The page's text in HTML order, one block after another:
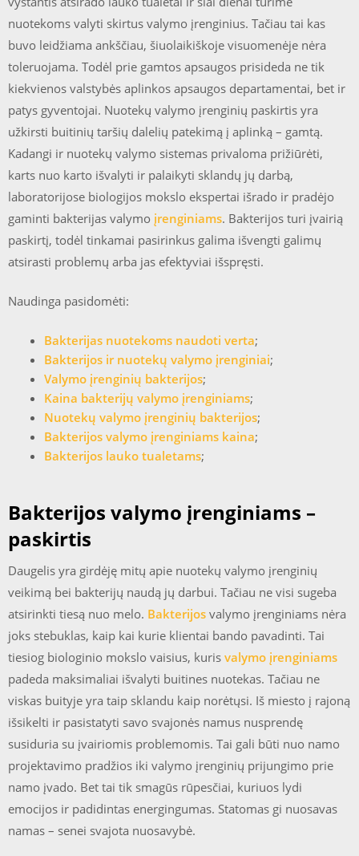
nuotekoms valyti skirtus valymo įrenginius. Tačiau tai kas
buvo leidžiama ankščiau, šiuolaikiškoje visuomenėje nėra
toleruojama. Todėl prie gamtos apsaugos prisideda ne tik
kiekvienos valstybės aplinkos apsaugos departamentai, bet ir
patys gyventojai. Nuotekų valymo įrenginių paskirtis yra
užkirsti buitinių taršių dalelių patekimą į aplinką – gamtą.
Kadangi ir nuotekų valymo sistemas privaloma prižiūrėti,
karts nuo karto išvalyti ir palaikyti sklandų jų darbą,
laboratorijose biologijos mokslo ekspertai išrado ir pradėjo
gaminti bakterijas valymo įrenginiams. Bakterijos turi įvairią
paskirtį, todėl tinkamai pasirinkus galima išvengti galimų
atsirasti problemų arba jas efektyviai išspręsti.
Naudinga pasidomėti:
Bakterijas nuotekoms naudoti verta;
Bakterijos ir nuotekų valymo įrenginiai;
Valymo įrenginių bakterijos;
Kaina bakterijų valymo įrenginiams;
Nuotekų valymo įrenginių bakterijos;
Bakterijos valymo įrenginiams kaina;
Bakterijos lauko tualetams;
Bakterijos valymo įrenginiams –
paskirtis
Daugelis yra girdėję mitų apie nuotekų valymo įrenginių
veikimą bei bakterijų naudą jų darbui. Tačiau ne visi sugeba
atsirinkti tiesą nuo melo. Bakterijos valymo įrenginiams nėra
joks stebuklas, kaip kai kurie klientai bando pavadinti. Tai
tiesiog biologinio mokslo vaisius, kuris valymo įrenginiams
padeda maksimaliai išvalyti buitines nuotekas. Tačiau ne
viskas buityje yra taip sklandu kaip norėtųsi. Iš miesto į rajoną
išsikelti ir pasistatyti savo svajonės namus nusprendę
susiduria su įvairiomis problemomis. Tai gali būti nuo namo
projektavimo pradžios iki valymo įrenginių prijungimo prie
namo įvado. Bet tai tik smagūs rūpesčiai, kuriuos lydi
emocijos ir padidintas energingumas. Statomas gi nuosavas
namas – senei svajota nuosavybė.